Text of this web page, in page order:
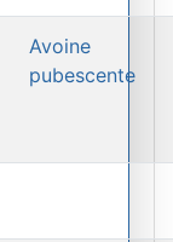
Avoine
pubescente